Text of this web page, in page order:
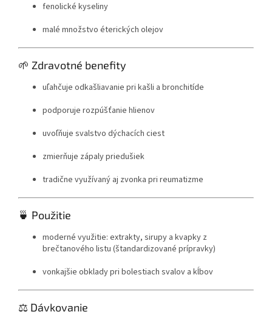
fenolické kyseliny
malé množstvo éterických olejov
🌱 Zdravotné benefity
uľahčuje odkašliavanie pri kašli a bronchitíde
podporuje rozpúšťanie hlienov
uvoľňuje svalstvo dýchacích ciest
zmierňuje zápaly priedušiek
tradične využívaný aj zvonka pri reumatizme
🍵 Použitie
moderné využitie: extrakty, sirupy a kvapky z
brečtanového listu (štandardizované prípravky)
vonkajšie obklady pri bolestiach svalov a kĺbov
⚖️ Dávkovanie